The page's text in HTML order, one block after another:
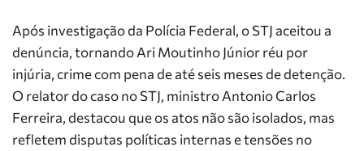
Após investigação da Polícia Federal, o STJ aceitou a
denúncia, tornando Ari Moutinho Júnior réu por
injúria, crime com pena de até seis meses de detenção.
O relator do caso no STJ, ministro Antonio Carlos
Ferreira, destacou que os atos não são isolados, mas
refletem disputas políticas internas e tensões no